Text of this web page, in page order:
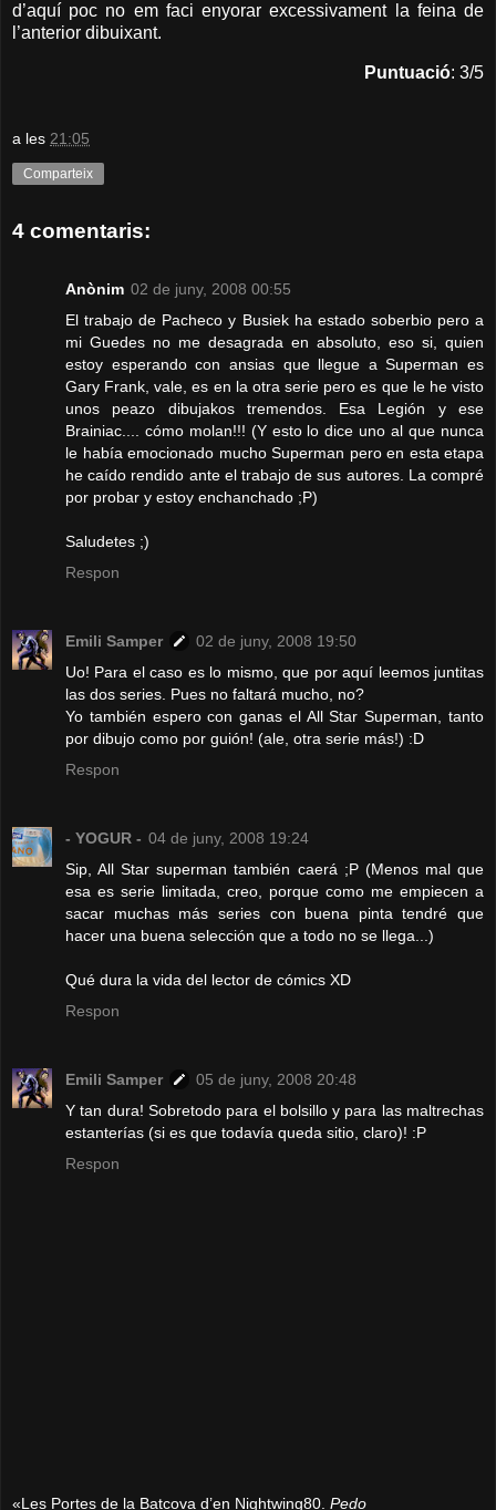
d’aquí poc no em faci enyorar excessivament la feina de
l’anterior dibuixant.
Puntuació: 3/5
a les 21:05
Comparteix
4 comentaris:
Anònim 02 de juny, 2008 00:55
El trabajo de Pacheco y Busiek ha estado soberbio pero a
mi Guedes no me desagrada en absoluto, eso si, quien
estoy esperando con ansias que llegue a Superman es
Gary Frank, vale, es en la otra serie pero es que le he visto
unos peazo dibujakos tremendos. Esa Legión y ese
Brainiac.... cómo molan!!! (Y esto lo dice uno al que nunca
le había emocionado mucho Superman pero en esta etapa
he caído rendido ante el trabajo de sus autores. La compré
por probar y estoy enchanchado ;P)
Saludetes ;)
Respon
Emili Samper
02 de juny, 2008 19:50
Uo! Para el caso es lo mismo, que por aquí leemos juntitas
las dos series. Pues no faltará mucho, no?
Yo también espero con ganas el All Star Superman, tanto
por dibujo como por guión! (ale, otra serie más!) :D
Respon
- YOGUR - 04 de juny, 2008 19:24
Sip, All Star superman también caerá ;P (Menos mal que
esa es serie limitada, creo, porque como me empiecen a
sacar muchas más series con buena pinta tendré que
hacer una buena selección que a todo no se llega...)
Qué dura la vida del lector de cómics XD
Respon
Emili Samper
05 de juny, 2008 20:48
Y tan dura! Sobretodo para el bolsillo y para las maltrechas
estanterías (si es que todavía queda sitio, claro)! :P
Respon
«Les Portes de la Batcova d’en Nightwing80. Pedo